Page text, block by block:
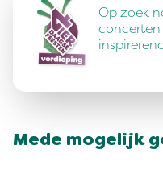
Op zoek
concerten
Mede mogelijk